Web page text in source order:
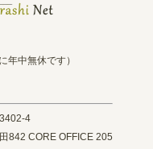
中無休です）
4
842 CORE OFFICE 205